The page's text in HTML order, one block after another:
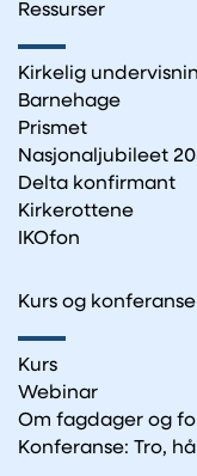
Ressurser
Kirkelig
Barnehage
Prismet
Nasjonaljubileet
Delta konfirmant
Kirkerottene
IKOfon
Kurs og konferanse
Kurs
Webinar
Om fagdager og
Konferanse: Tro,